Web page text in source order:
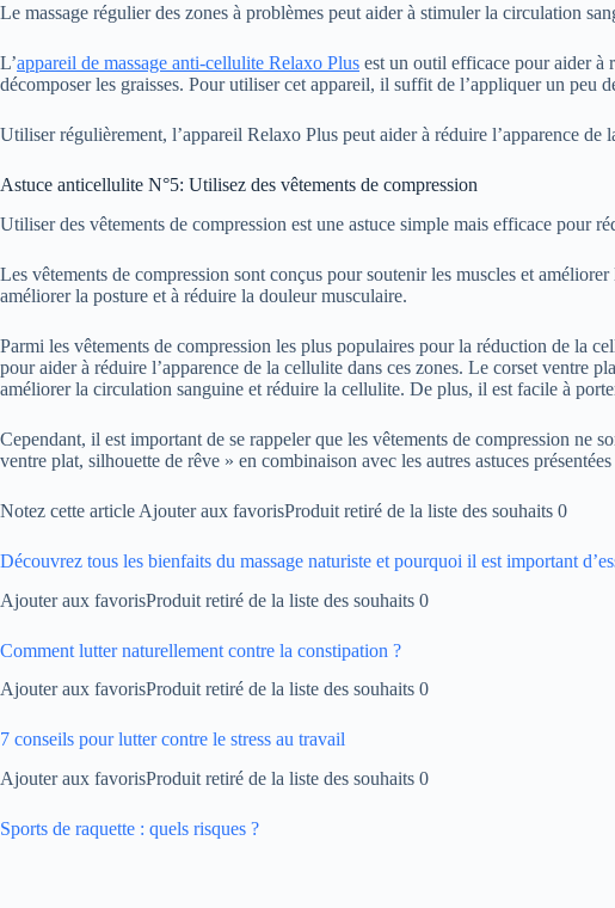
Le massage régulier des zones à problèmes peut aider à stimuler la circulation
L’appareil de massage anti-cellulite Relaxo Plus est un outil efficace pour aider à
décomposer les graisses. Pour utiliser cet appareil, il suffit de l’appliquer un peu
Utiliser régulièrement, l’appareil Relaxo Plus peut aider à réduire l’apparence
Astuce anticellulite N°5: Utilisez des vêtements de compression
Utiliser des vêtements de compression est une astuce simple mais efficace pour
Les vêtements de compression sont conçus pour soutenir les muscles et
améliorer la posture et à réduire la douleur musculaire.
Parmi les vêtements de compression les plus populaires pour la réduction de la
pour aider à réduire l’apparence de la cellulite dans ces zones. Le corset ventre
améliorer la circulation sanguine et réduire la cellulite. De plus, il est facile à
Cependant, il est important de se rappeler que les vêtements de compression ne
ventre plat, silhouette de rêve » en combinaison avec les autres astuces
Notez cette article Ajouter aux favorisProduit retiré de la liste des souhaits 0
Découvrez tous les bienfaits du massage naturiste et pourquoi il est important
Ajouter aux favorisProduit retiré de la liste des souhaits 0
Comment lutter naturellement contre la constipation ?
Ajouter aux favorisProduit retiré de la liste des souhaits 0
7 conseils pour lutter contre le stress au travail
Ajouter aux favorisProduit retiré de la liste des souhaits 0
Sports de raquette : quels risques ?